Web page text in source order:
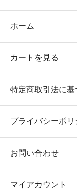
ホーム
カートを見る
特定商取引法に基
プライバシーポリ
お問い合わせ
マイアカウント